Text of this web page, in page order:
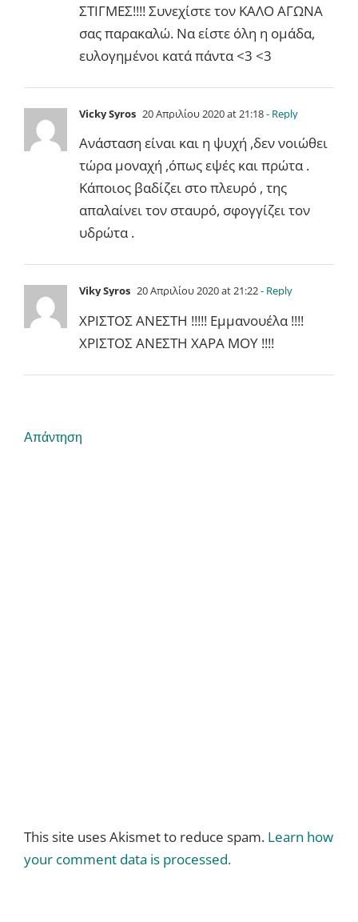
ΣΤΙΓΜΕΣ!!!! Συνεχίστε τον ΚΑΛΟ ΑΓΩΝΑ
σας παρακαλώ. Να είστε όλη η ομάδα,
ευλογημένοι κατά πάντα <3 <3
Vicky Syros 20 Απριλίου 2020 at 21:18- Reply
Ανάσταση είναι και η ψυχή ,δεν νοιώθει
τώρα μοναχή ,όπως εψές και πρώτα .
Κάποιος βαδίζει στο πλευρό , της
απαλαίνει τον σταυρό, σφογγίζει τον
υδρώτα .
Viky Syros 20 Απριλίου 2020 at 21:22- Reply
ΧΡΙΣΤΟΣ ΑΝΕΣΤΗ !!!!! Εμμανουέλα !!!!
ΧΡΙΣΤΟΣ ΑΝΕΣΤΗ ΧΑΡΑ ΜΟΥ !!!!
Απάντηση
This site uses Akismet to reduce spam. Learn how
your comment data is processed.